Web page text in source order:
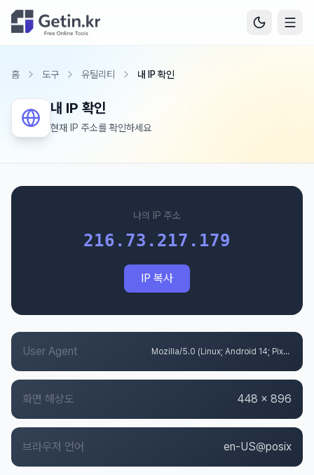
홈 도구 유틸리티 내 IP 확인
내 IP 확인
현재 IP 주소를 확인하세요
나의 IP 주소
216.73.217.179
IP 복사
User Agent Mozilla/5.0 (Linux; Android 14; Pixel 8) AppleWebKit/537.36 (KHTML, like Gecko) Chrome/131.0.0.0 Mobile Safari/537.36; ClaudeBot/1.0; +claudebot@anthropic.com)
화면 해상도 448 x 896
브라우저 언어 en-US@posix